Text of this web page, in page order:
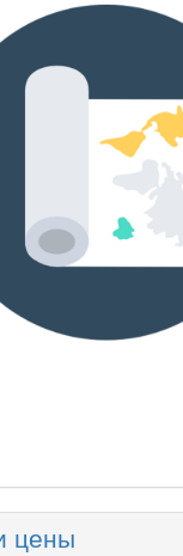
цены